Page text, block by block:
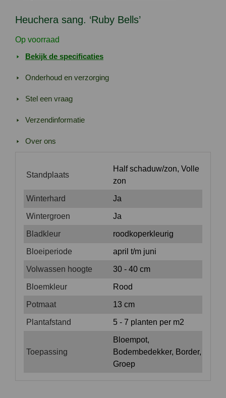
Heuchera sang. ‘Ruby Bells’
Op voorraad
Bekijk de specificaties
Onderhoud en verzorging
Stel een vraag
Verzendinformatie
Over ons
Standplaats
Half schaduw/zon, Volle
zon
Winterhard Ja
Wintergroen Ja
Bladkleur roodkoperkleurig
Bloeiperiode april t/m juni
Volwassen hoogte 30 - 40 cm
Bloemkleur Rood
Potmaat 13 cm
Plantafstand 5 - 7 planten per m2
Toepassing
Bloempot,
Bodembedekker, Border,
Groep